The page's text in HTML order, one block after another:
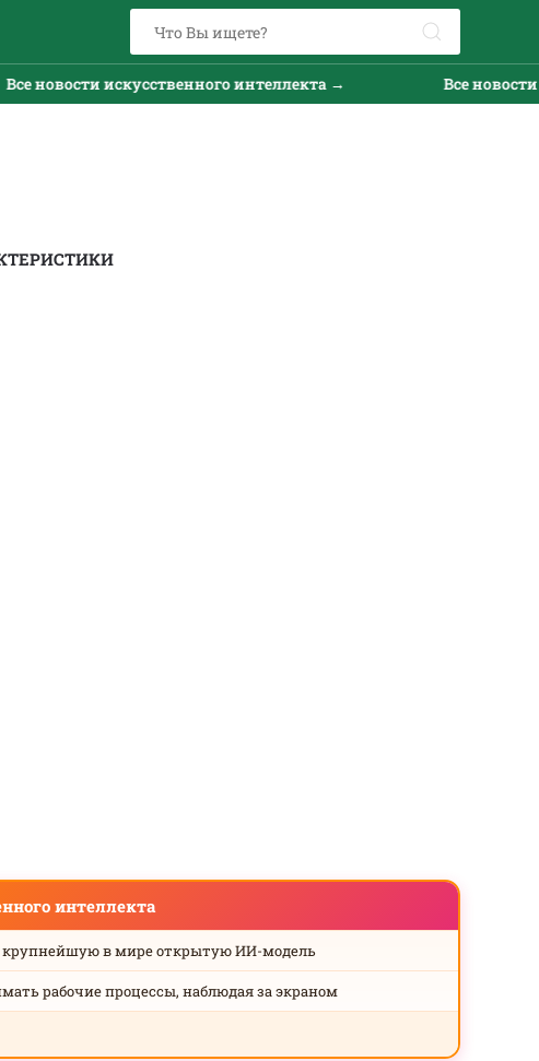
новости искусственного интеллекта → Все новости
интеллекта
крупнейшую в мире открытую ИИ-модель
рабочие процессы, наблюдая за экраном